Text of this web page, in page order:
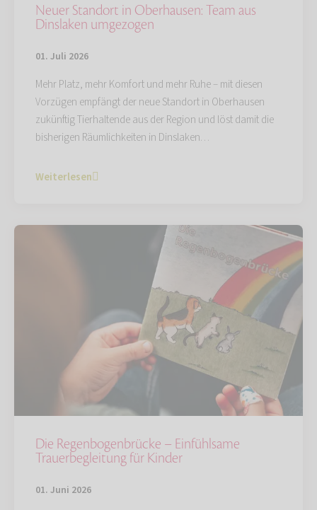
Neuer Standort in Oberhausen: Team aus
Dinslaken umgezogen
01. Juli 2026
Mehr Platz, mehr Komfort und mehr Ruhe – mit diesen
Vorzügen empfängt der neue Standort in Oberhausen
zukünftig Tierhaltende aus der Region und löst damit die
bisherigen Räumlichkeiten in Dinslaken…
Weiterlesen
Die Regenbogenbrücke – Einfühlsame
Trauerbegleitung für Kinder
01. Juni 2026